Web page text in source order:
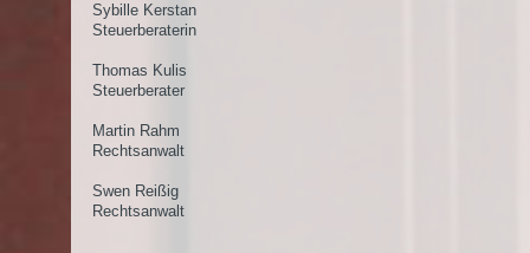
Sybille Kerstan
Steuerberaterin
Thomas Kulis
Steuerberater
Martin Rahm
Rechtsanwalt
Swen Reißig
Rechtsanwalt